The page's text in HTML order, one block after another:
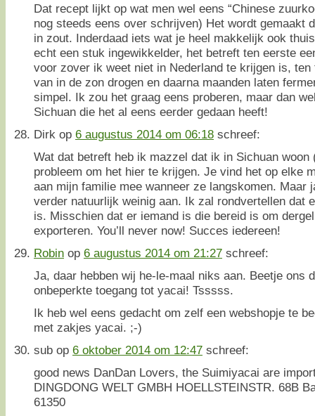
Dat recept lijkt op wat men wel eens “Chinese
nog steeds eens over schrijven) Het wordt gemaakt
in zout. Inderdaad iets wat je heel makkelijk ook
echt een stuk ingewikkelder, het betreft ten eerste
voor zover ik weet niet in Nederland te krijgen is, ten
van in de zon drogen en daarna maanden laten
simpel. Ik zou het graag eens proberen, maar dan
Sichuan die het al eens eerder gedaan heeft!
Dirk op 6 augustus 2014 om 06:18 schreef:
Wat dat betreft heb ik mazzel dat ik in Sichuan woon
probleem om het hier te krijgen. Je vind het op elke
aan mijn familie mee wanneer ze langskomen. Maar
verder natuurlijk weinig aan. Ik zal rondvertellen dat
is. Misschien dat er iemand is die bereid is om
exporteren. You’ll never now! Succes iedereen!
Robin op 6 augustus 2014 om 21:27 schreef:
Ja, daar hebben wij he-le-maal niks aan. Beetje ons
onbeperkte toegang tot yacai! Tsssss.
Ik heb wel eens gedacht om zelf een webshopje te
met zakjes yacai. ;-)
sub op 6 oktober 2014 om 12:47 schreef:
good news DanDan Lovers, the Suimiyacai are
DINGDONG WELT GMBH HOELLSTEINSTR. 68B
61350